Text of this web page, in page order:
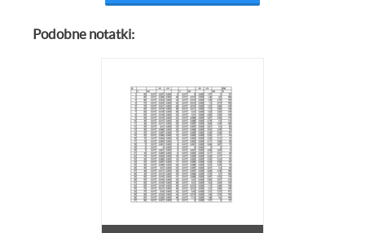
Podobne notatki: